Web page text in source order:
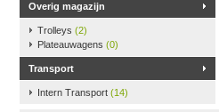
Overig magazijn
Trolleys (2)
Plateauwagens (0)
Transport
Intern Transport (14)